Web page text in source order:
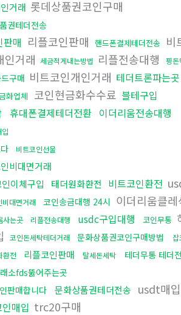
거래 롯데상품권코인구매
권테더전송
판매 리플코인판매 핸드폰결제테더전송 비
인거래 세금적게내는방법 리플전송대행 핑돈
구매 비트코인개인거래 테더트론파는곳
화업체 코인현금화수수료 블테구입
휴대폰결제테더전환 이더리움전송대행
비트코인선물
비대면거래
이체구입
태더원화환전 비트코인환전
비대면거래 코인송금대행 24시 이더리움클레
사는곳 리플전송대행 usdc구입대행 코인무통
코인돈세탁테더거래 문화상품권코인구매방법 잡
환전
리플코인판매 탈세돈세탁 테더무통 테더
소fds뚫어주는곳
판매합니다
문화상품권테더전송 usdt매입
매입 trc20구매